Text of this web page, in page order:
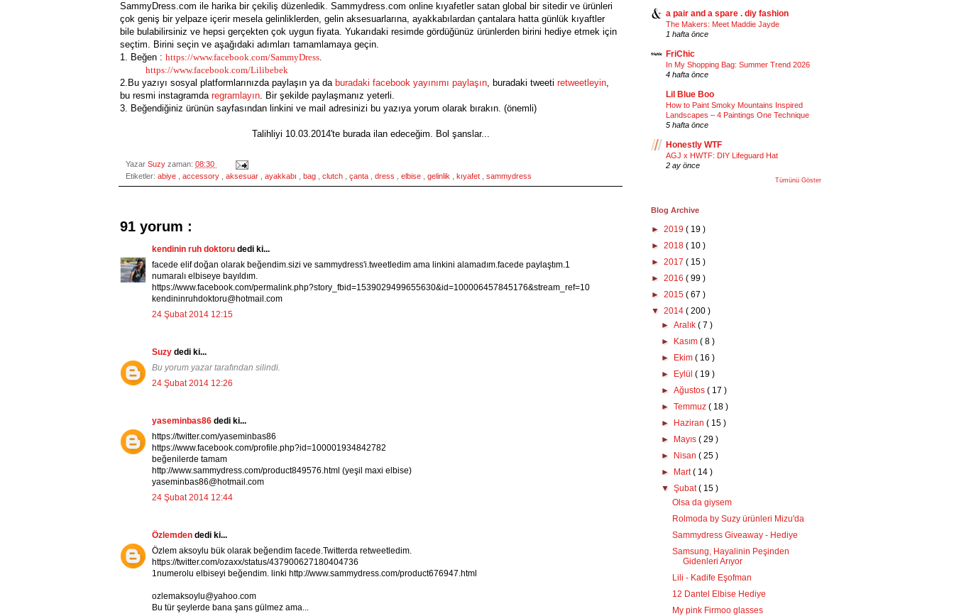
SammyDress.com ile harika bir çekiliş düzenledik. Sammydress.com online kıyafetler satan global bir sitedir ve ürünleri
çok geniş bir yelpaze içerir mesela gelinliklerden, gelin aksesuarlarına, ayakkabılardan çantalara hatta günlük kıyaftler
bile bulabilirsiniz ve hepsi gerçekten çok uygun fiyata. Yukarıdaki resimde gördüğünüz ürünlerden birini hediye etmek için
seçtim. Birini seçin ve aşağıdaki adımları tamamlamaya geçin.
1. Beğen : https://www.facebook.com/SammyDress.
https://www.facebook.com/Lilibebek
2.Bu yazıyı sosyal platformlarınızda paylaşın ya da buradaki facebook yayınımı paylaşın, buradaki tweeti retweetleyin,
bu resmi instagramda regramlayın. Bir şekilde paylaşmanız yeterli.
3. Beğendiğiniz ürünün sayfasından linkini ve mail adresinizi bu yazıya yorum olarak bırakın. (önemli)
Talihliyi 10.03.2014'te burada ilan edeceğim. Bol şanslar...
Yazar Suzy zaman: 08:30
Etiketler: abiye accessory aksesuar ayakkabı bag clutch çanta dress elbise gelinlik kıyafet sammydress
91 yorum :
kendinin ruh doktoru dedi ki...
facede elif doğan olarak beğendim.sizi ve sammydress'i.tweetledim ama linkini alamadım.facede paylaştım.1
numaralı elbiseye bayıldım.
https://www.facebook.com/permalink.php?story_fbid=1539029499655630&id=100006457845176&stream_ref=10
kendininruhdoktoru@hotmail.com
24 Şubat 2014 12:15
Suzy dedi ki...
Bu yorum yazar tarafından silindi.
24 Şubat 2014 12:26
yaseminbas86 dedi ki...
https://twitter.com/yaseminbas86
https://www.facebook.com/profile.php?id=100001934842782
beğenilerde tamam
http://www.sammydress.com/product849576.html (yeşil maxi elbise)
yaseminbas86@hotmail.com
24 Şubat 2014 12:44
Özlemden dedi ki...
Özlem aksoylu bük olarak beğendim facede.Twitterda retweetledim.
https://twitter.com/ozaxx/status/437900627180404736
1numerolu elbiseyi beğendim. linki http://www.sammydress.com/product676947.html
ozlemaksoylu@yahoo.com
Bu tür şeylerde bana şans gülmez ama...
a pair and a spare . diy fashion
The Makers: Meet Maddie Jayde
1 hafta önce
FriChic
In My Shopping Bag: Summer Trend 2026
4 hafta önce
Lil Blue Boo
How to Paint Smoky Mountains Inspired
Landscapes – 4 Paintings One Technique
5 hafta önce
Honestly WTF
AGJ x HWTF: DIY Lifeguard Hat
2 ay önce
Tümünü Göster
Blog Archive
► 2019 ( 19 )
► 2018 ( 10 )
► 2017 ( 15 )
► 2016 ( 99 )
► 2015 ( 67 )
▼ 2014 ( 200 )
►Aralık( 7 )
►
Kasım( 8 )
►
Ekim( 16 )
►
Eylül( 19 )
►Ağustos( 17 )
►Temmuz( 18 )
►
Haziran( 15 )
►
Mayıs( 29 )
►
Nisan( 25 )
►
Mart( 14 )
▼Şubat( 15 )
Olsa da giysem
Rolmoda by Suzy ürünleri Mizu'da
Sammydress Giveaway - Hediye
Samsung, Hayalinin Peşinden
Gidenleri Arıyor
Lili - Kadife Eşofman
12 Dantel Elbise Hediye
My pink Firmoo glasses